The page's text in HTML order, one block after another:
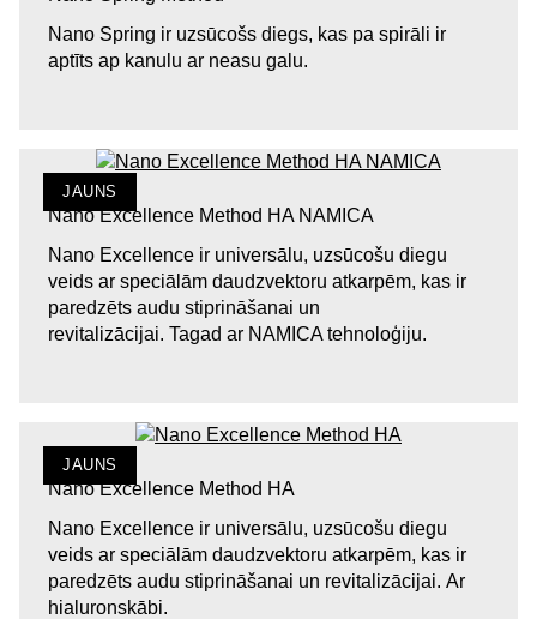
Nano Spring ir uzsūcošs diegs, kas pa spirāli ir
aptīts ap kanulu ar neasu galu.
JAUNS
Nano Excellence Method HA NAMICA
Nano Excellence ir universālu, uzsūcošu diegu
veids ar speciālām daudzvektoru atkarpēm, kas ir
paredzēts audu stiprināšanai un
revitalizācijai. Tagad ar NAMICA tehnoloģiju.
JAUNS
Nano Excellence Method HA
Nano Excellence ir universālu, uzsūcošu diegu
veids ar speciālām daudzvektoru atkarpēm, kas ir
paredzēts audu stiprināšanai un revitalizācijai. Ar
hialuronskābi.